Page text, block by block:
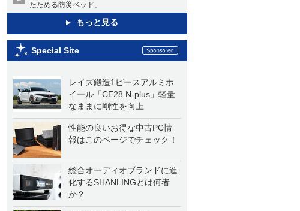
たためる防災ベッド」
もっと見る
Special Site
レイズ鍛造1ピースアルミホ
イール「CE28 N-plus」軽量
なままに剛性を向上
性能の良いお得な中古PC情
報はこのページでチェック！
総合オーディオブランドに進
化するSHANLINGとは何者
か？